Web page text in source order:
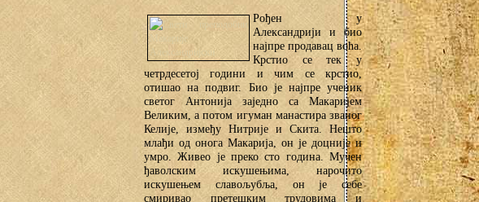
Рођен у
Александрији и био
најпре продавац воћа.
Крстио се тек у
четрдесетој години и чим се крстио,
отишао на подвиг. Био је најпре ученик
светог Антонија заједно са Макаријем
Великим, а потом игуман манастира званог
Келије, између Нитрије и Скита. Нешто
млађи од онога Макарија, он је доцније и
умро. Живео је преко сто година. Мучен
ђаволским искушењима, нарочито
искушењем славољубља, он је себе
смиривао претешким трудовима и